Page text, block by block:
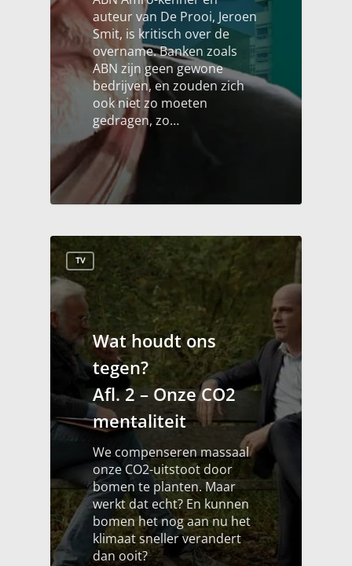
auteur van De Prooi, Jeroen
Smit, is kritisch over de
overname. Banken zoals
ABN zijn geen gewone
bedrijven, en zouden zich
ook niet zo moeten
gedragen, zo…
TV
Wat houdt ons
tegen?
Afl. 2 – Onze CO2
mentaliteit
We compenseren massaal
onze CO2-uitstoot door
bomen te planten. Maar
werkt dat echt? En kunnen
bomen het nog aan nu het
klimaat sneller verandert
dan ooit?